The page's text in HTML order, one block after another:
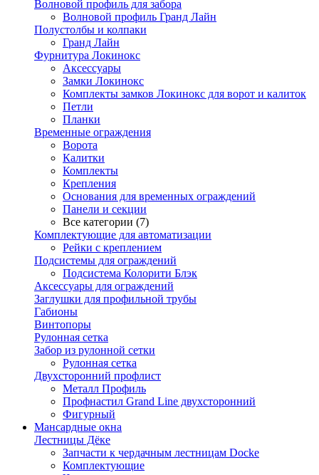
Волновой профиль для забора
Волновой профиль Гранд Лайн
Полустолбы и колпаки
Гранд Лайн
Фурнитура Локинокс
Аксессуары
Замки Локинокс
Комплекты замков Локинокс для ворот и калиток
Петли
Планки
Временные ограждения
Ворота
Калитки
Комплекты
Крепления
Основания для временных ограждений
Панели и секции
Все категории (7)
Комплектующие для автоматизации
Рейки с креплением
Подсистемы для ограждений
Подсистема Колорити Блэк
Аксессуары для ограждений
Заглушки для профильной трубы
Габионы
Винтопоры
Рулонная сетка
Забор из рулонной сетки
Рулонная сетка
Двухсторонний профлист
Металл Профиль
Профнастил Grand Line двухсторонний
Фигурный
Мансардные окна
Лестницы Дёке
Запчасти к чердачным лестницам Docke
Комплектующие